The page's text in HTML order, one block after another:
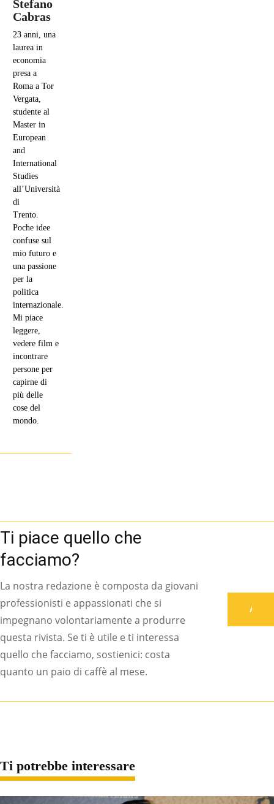
Stefano
Cabras
23 anni, una
laurea in
economia
presa a
Roma a Tor
Vergata,
studente al
Master in
European
and
International
Studies
all’Università
di
Trento.
Poche idee
confuse sul
mio futuro e
una passione
per la
politica
internazionale.
Mi piace
leggere,
vedere film e
incontrare
persone per
capirne di
più delle
cose del
mondo.
Ti piace quello che
facciamo?
La nostra redazione è composta da giovani
professionisti e appassionati che si
impegnano volontariamente a produrre
questa rivista. Se ti è utile e ti interessa
quello che facciamo, sostienici: costa
quanto un paio di caffè al mese.
Ti potrebbe interessare